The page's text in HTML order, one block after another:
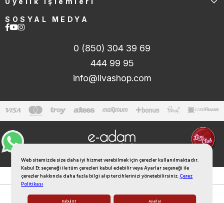
Web sitemizde size daha iyi hizmet verebilmek için çerezler kullanılmaktadır.
Kabul Et seçeneği ile tüm çerezleri kabul edebilir veya Ayarlar seçeneği ile
çerezler hakkında daha fazla bilgi alıp tercihlerinizi yönetebilirsiniz.Çerez
Politikası
Kabul Et Ayarlar
SOSYAL MEDYA
0 (850) 304 39 69
444 99 95
info@livashop.com